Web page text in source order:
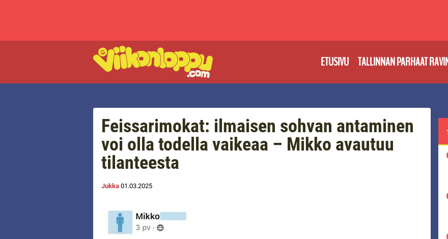
ETUSIVU TALLINNAN PARHAAT
Feissarimokat: ilmaisen sohvan antaminen
voi olla todella vaikeaa – Mikko avautuu
tilanteesta
Jukka 01.03.2025